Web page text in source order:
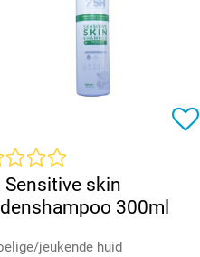
waardering van 0 van 5 sterren
Sensitive skin
300ml
jeukende huid